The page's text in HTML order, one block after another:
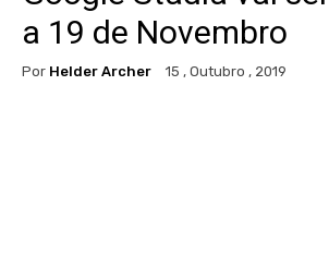
a 19 de Novembro
Por Helder Archer 15 , Outubro , 2019